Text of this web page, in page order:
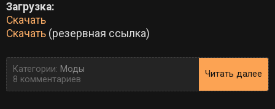
Загрузка:
Скачать
Скачать (резервная ссылка)
Категории: Моды
8 комментариев
Читать далее